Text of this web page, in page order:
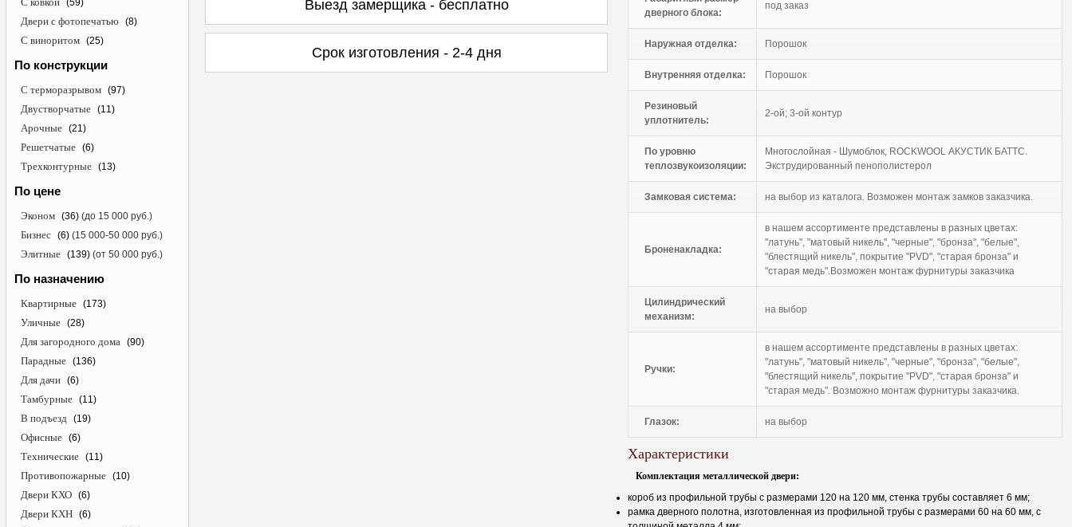
Выезд замерщика - бесплатно
Срок изготовления - 2-4 дня
дверного блока:
под заказ
Наружная отделка: Порошок
Внутренняя отделка: Порошок
Резиновый
уплотнитель:
2-ой; 3-ой контур
По уровню
теплозвукоизоляции:
Многослойная - Шумоблок, ROCKWOOL АКУСТИК БАТТС.
Экструдированный пенополистерол
Замковая система: на выбор из каталога. Возможен монтаж замков заказчика.
Броненакладка:
в нашем ассортименте представлены в разных цветах:
"латунь", "матовый никель", "черные", "бронза", "белые",
"блестящий никель", покрытие "PVD", "старая бронза" и
"старая медь".Возможен монтаж фурнитуры заказчика
Цилиндрический
механизм:
на выбор
Ручки:
в нашем ассортименте представлены в разных цветах:
"латунь", "матовый никель", "черные", "бронза", "белые",
"блестящий никель", покрытие "PVD", "старая бронза" и
"старая медь". Возможно монтаж фурнитуры заказчика.
Глазок: на выбор
Характеристики
Комплектация металлической двери:
короб из профильной трубы с размерами 120 на 120 мм, стенка трубы составляет 6 мм;
рамка дверного полотна, изготовленная из профильной трубы с размерами 60 на 60 мм, с
(59)
Двери с фотопечатью (8)
С виноритом (25)
По конструкции
С терморазрывом (97)
Двустворчатые (11)
Арочные (21)
Решетчатые (6)
Трехконтурные (13)
По цене
Эконом (36) (до 15 000 руб.)
Бизнес (6) (15 000-50 000 руб.)
Элитные (139) (от 50 000 руб.)
По назначению
Квартирные (173)
Уличные (28)
Для загородного дома (90)
Парадные (136)
Для дачи (6)
Тамбурные (11)
В подъезд (19)
Офисные (6)
Технические (11)
Противопожарные (10)
Двери КХО (6)
Двери КХН (6)